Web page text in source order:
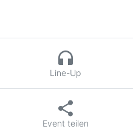
headphones
Line-Up
share
Event teilen